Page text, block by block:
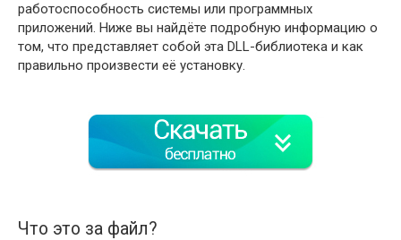
работоспособность системы или программных
приложений. Ниже вы найдёте подробную информацию о
том, что представляет собой эта DLL-библиотека и как
правильно произвести её установку.
Что это за файл?